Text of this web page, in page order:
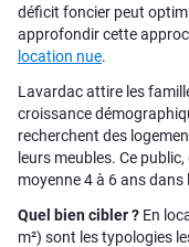
déficit foncier peut
approfondir cette
location nue.
Lavardac attire les
croissance
recherchent des
leurs meubles. Ce
moyenne 4 à 6 ans dans
Quel bien cibler ? En
m²) sont les typologies